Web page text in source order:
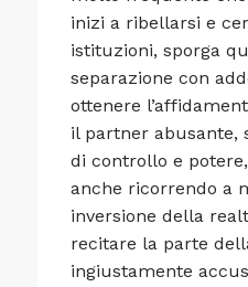
inizi a ribellarsi e
istituzioni, sporga
separazione con
ottenere
il partner abusante,
di controllo e
anche ricorrendo a
inversione della
recitare la parte
ingiustamente